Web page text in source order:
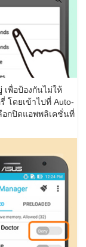
พื่อป้องกันไม่ให้
โดยเข้าไปที่ Auto-
อกปิดแอพพลิเคชั่นที่